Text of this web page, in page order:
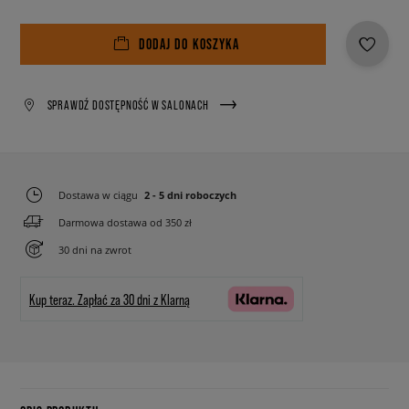
DODAJ DO KOSZYKA
SPRAWDŹ DOSTĘPNOŚĆ W SALONACH
Dostawa w ciągu 2 - 5 dni roboczych
Darmowa dostawa od 350 zł
30 dni na zwrot
Kup teraz. Zapłać za 30 dni z Klarną